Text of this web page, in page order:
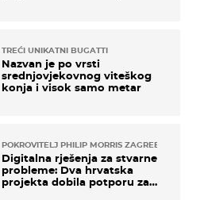
TREĆI UNIKATNI BUGATTI
Nazvan je po vrsti
srednjovjekovnog viteškog
konja i visok samo metar
POKROVITELJ PHILIP MORRIS ZAGREB
Digitalna rješenja za stvarne
probleme: Dva hrvatska
projekta dobila potporu za